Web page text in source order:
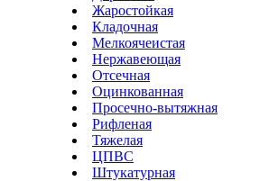
Жаростойкая
Кладочная
Мелкоячеистая
Нержавеющая
Отсечная
Оцинкованная
Просечно-вытяжная
Рифленая
Тяжелая
ЦПВС
Штукатурная